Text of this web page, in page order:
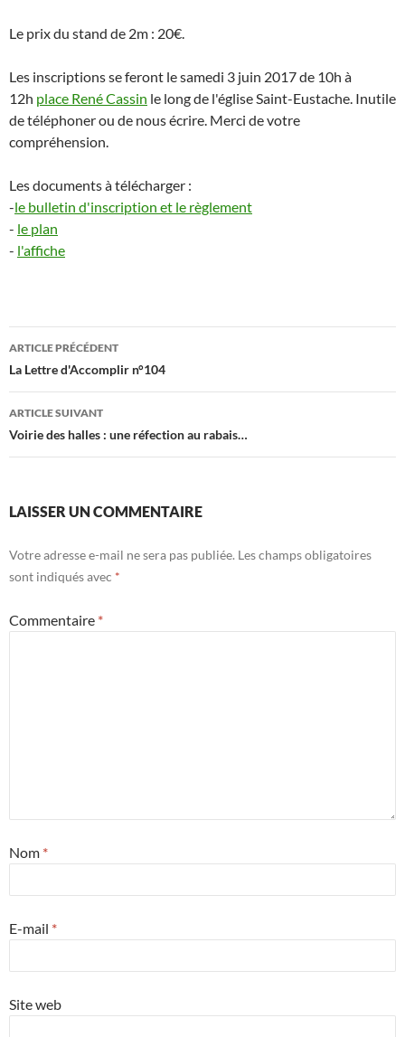
Le prix du stand de 2m : 20€.
Les inscriptions se feront le samedi 3 juin 2017 de 10h à
12h place René Cassin le long de l'église Saint-Eustache. Inutile
de téléphoner ou de nous écrire. Merci de votre
compréhension.
Les documents à télécharger :
-le bulletin d'inscription et le règlement
- le plan
- l'affiche
Navigation
des
articles
ARTICLE PRÉCÉDENT
La Lettre d'Accomplir n°104
ARTICLE SUIVANT
Voirie des halles : une réfection au rabais…
LAISSER UN COMMENTAIRE
Votre adresse e-mail ne sera pas publiée. Les champs obligatoires
sont indiqués avec *
Commentaire *
Nom *
E-mail *
Site web